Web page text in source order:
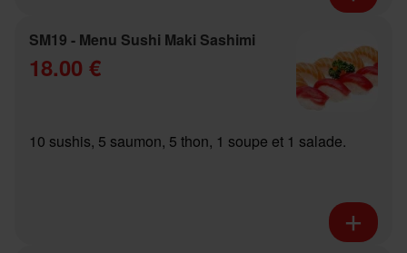
SM19 - Menu Sushi Maki Sashimi
18.00 €
10 sushis, 5 saumon, 5 thon, 1 soupe et 1 salade.